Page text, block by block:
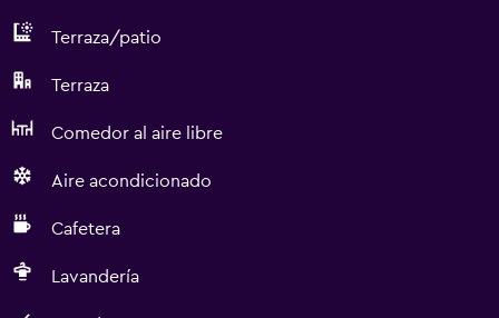
Terraza/patio
Terraza
Comedor al aire libre
Aire acondicionado
Cafetera
Lavandería